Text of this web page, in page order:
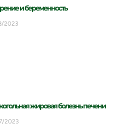
и беременность
2023
жировая болезнь печени
2023